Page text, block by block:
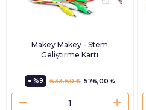
Makey Makey - Stem
Geliştirme Kartı
%9 576,00 ₺
633,60 ₺